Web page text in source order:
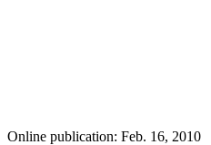
Online publication: Feb. 16, 2010